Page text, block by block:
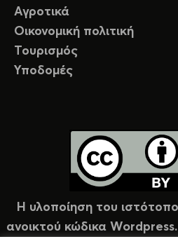
Αγροτικά
Οικονομική πολιτική
Τουρισμός
Υποδομές
Η υλοποίηση του
ανοικτού κώδικα